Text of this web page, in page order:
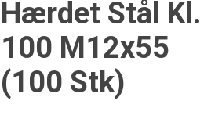
Hærdet Stål Kl.
100 M12x55
(100 Stk)